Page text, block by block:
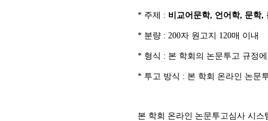
* 주제 : 비교어문학, 언어학, 문학,
* 분량 : 200자 원고지 120매 이내
* 형식 : 본 학회의 논문투고 규정
* 투고 방식 : 본 학회 온라인 논문
본 학회 온라인 논문투고심사 시스